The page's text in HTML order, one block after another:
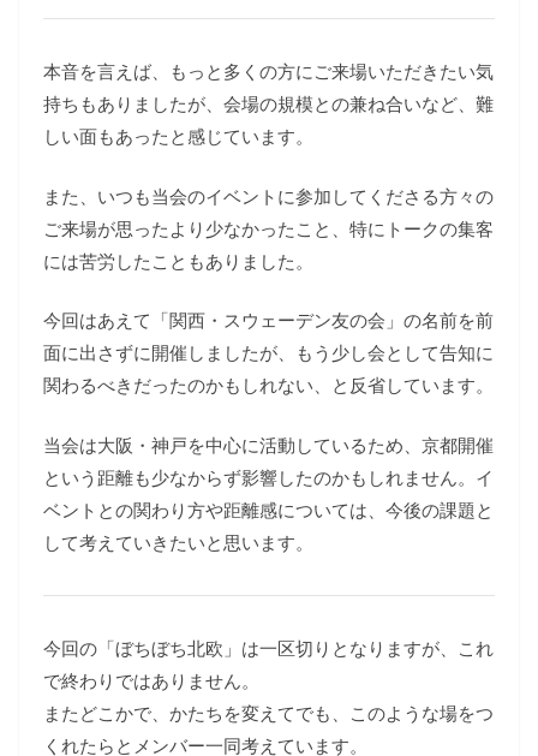
本音を言えば、もっと多くの方にご来場いただきたい気
持ちもありましたが、会場の規模との兼ね合いなど、難
しい面もあったと感じています。
また、いつも当会のイベントに参加してくださる方々の
ご来場が思ったより少なかったこと、特にトークの集客
には苦労したこともありました。
今回はあえて「関西・スウェーデン友の会」の名前を前
面に出さずに開催しましたが、もう少し会として告知に
関わるべきだったのかもしれない、と反省しています。
当会は大阪・神戸を中心に活動しているため、京都開催
という距離も少なからず影響したのかもしれません。イ
ベントとの関わり方や距離感については、今後の課題と
して考えていきたいと思います。
今回の「ぼちぼち北欧」は一区切りとなりますが、これ
で終わりではありません。
またどこかで、かたちを変えてでも、このような場をつ
くれたらとメンバー一同考えています。